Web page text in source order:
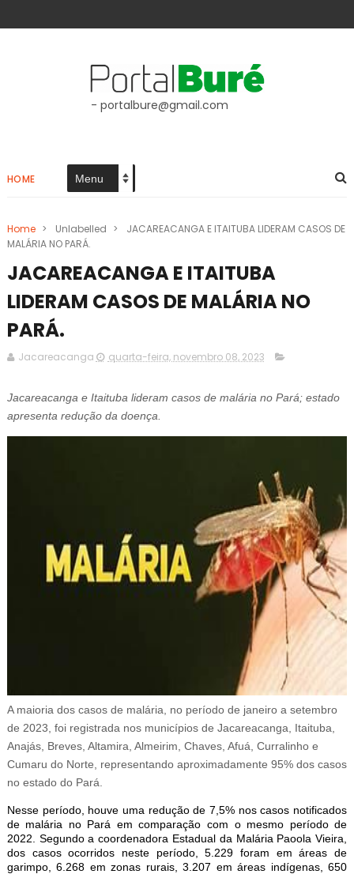
- portalbure@gmail.com
HOME
Home > Unlabelled >
JACAREACANGA E ITAITUBA LIDERAM CASOS DE
MALÁRIA NO PARÁ.
JACAREACANGA E ITAITUBA
LIDERAM CASOS DE MALÁRIA NO
PARÁ.
Jacareacanga quarta-feira, novembro 08, 2023
Jacareacanga e Itaituba lideram casos de malária no Pará; estado
apresenta redução da doença.
A maioria dos casos de malária, no período de janeiro a setembro
de 2023, foi registrada nos municípios de Jacareacanga, Itaituba,
Anajás, Breves, Altamira, Almeirim, Chaves, Afuá, Curralinho e
Cumaru do Norte, representando aproximadamente 95% dos casos
no estado do Pará.
Nesse período, houve uma redução de 7,5% nos casos notificados
de malária no Pará em comparação com o mesmo período de
2022. Segundo a coordenadora Estadual da Malária Paoola Vieira,
dos casos ocorridos neste período, 5.229 foram em áreas de
garimpo, 6.268 em zonas rurais, 3.207 em áreas indígenas, 650